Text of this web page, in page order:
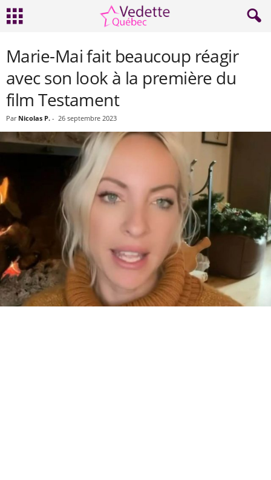
Marie-Mai fait beaucoup réagir
avec son look à la première du
film Testament
Par Nicolas P. - 26 septembre 2023